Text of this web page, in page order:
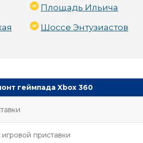
Площадь Ильича
Шоссе Энтузиастов
геймпада Xbox 360
приставки